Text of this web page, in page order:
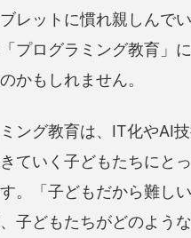
レットに慣れ親しんで
プログラミング教育」
かもしれません。
ング教育は、IT化やAI
ていく子どもたちにと
。「子どもだから難し
子どもたちがどのよう